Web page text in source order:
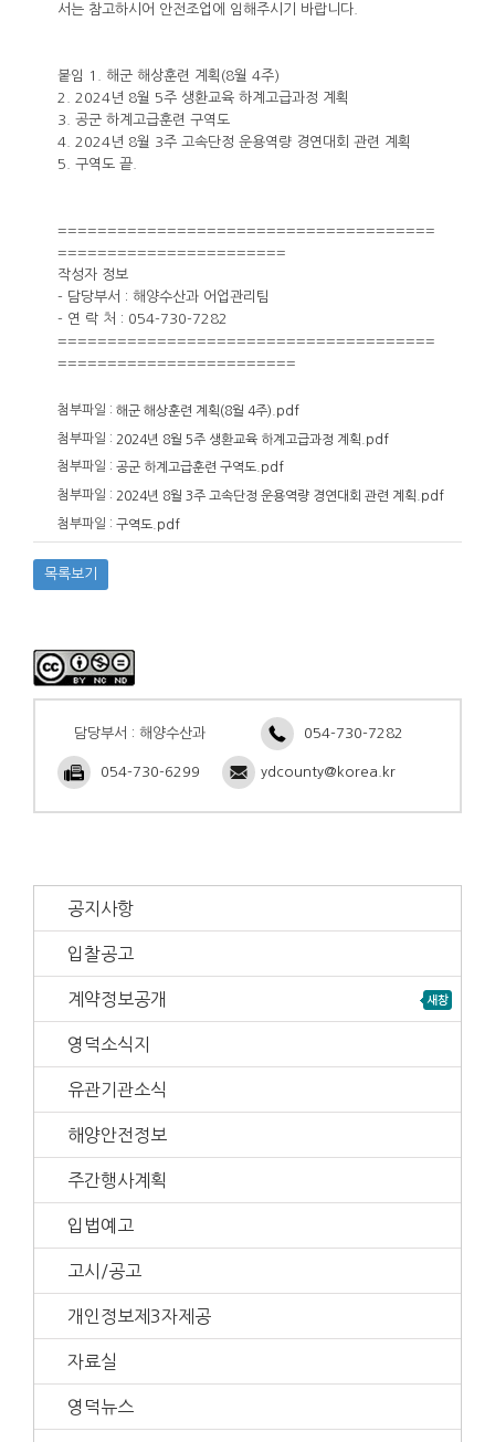
서는 참고하시어 안전조업에 임해주시기 바랍니다.
붙임 1. 해군 해상훈련 계획(8월 4주)
2. 2024년 8월 5주 생환교육 하계고급과정 계획
3. 공군 하계고급훈련 구역도
4. 2024년 8월 3주 고속단정 운용역량 경연대회 관련 계획
5. 구역도 끝.
======================================
=======================
작성자 정보
- 담당부서 : 해양수산과 어업관리팀
- 연 락 처 : 054-730-7282
======================================
========================
첨부파일 : 해군 해상훈련 계획(8월 4주).pdf
첨부파일 : 2024년 8월 5주 생환교육 하계고급과정 계획.pdf
첨부파일 : 공군 하계고급훈련 구역도.pdf
첨부파일 : 2024년 8월 3주 고속단정 운용역량 경연대회 관련 계획.pdf
첨부파일 : 구역도.pdf
목록보기
담당부서 : 해양수산과 054-730-7282
054-730-6299 ydcounty@korea.kr
공지사항
입찰공고
계약정보공개
영덕소식지
유관기관소식
해양안전정보
주간행사계획
입법예고
고시/공고
개인정보제3자제공
자료실
영덕뉴스